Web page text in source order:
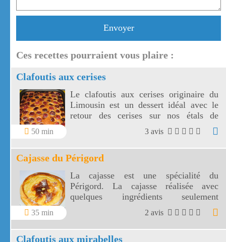
Envoyer
Ces recettes pourraient vous plaire :
Clafoutis aux cerises
50 min
Le clafoutis aux cerises originaire du
Limousin est un dessert idéal avec le
retour des cerises sur nos étals de
marchés. Le clafoutis aux cerises se
laisse déguster tiède ou froid suivant les
goûts !
3 avis
Cajasse du Périgord
35 min
La cajasse est une spécialité du
Périgord. La cajasse réalisée avec
quelques ingrédients seulement
accompagnera une boisson chaude.
2 avis
Clafoutis aux mirabelles